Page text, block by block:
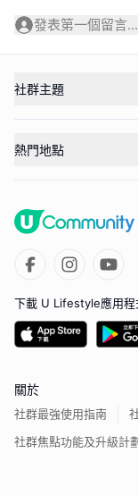
發表第一個留言...
社群主題
熱門地點
下載 U Lifestyle應用程
關於
社群最強使用指南
社群焦點功能及升級計